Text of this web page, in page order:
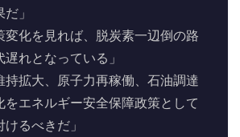
」
変化を見れば、脱炭素一辺倒の路
れとなっている」
持拡大、原子力再稼働、石油調達
をエネルギー安全保障政策として
るべきだ」